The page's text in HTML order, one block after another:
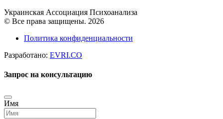
Украинская Ассоциация Психоанализа
© Все права защищены. 2026
Политика конфиденциальности
Разработано: EVRI.CO
Запрос на консультацию
Имя